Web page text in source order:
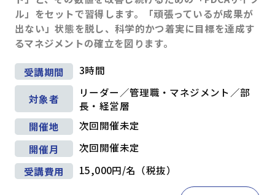
ル」をセットで習得します。「頑張っているが成果が
出ない」状態を脱し、科学的かつ着実に目標を達成す
るマネジメントの確立を図ります。
受講期間 3時間
対象者
リーダー／管理職・マネジメント／部
長・経営層
開催地
次回開催未定
開催月
次回開催未定
受講費用
15,000円/名（税抜）